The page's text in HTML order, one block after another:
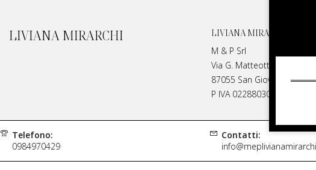
LIVIANA MIRARCHI
LIVIANA MIRARCHI
M & P Srl
Via G. Matteotti, 91
87055 San Giovanni in
P IVA 02288030782
Telefono:
0984970429
Contatti: